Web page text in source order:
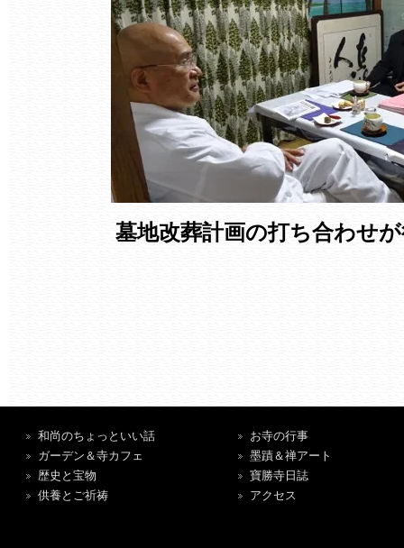
墓地改葬計画の打ち合わせ
和尚のちょっといい話
ガーデン＆寺カフェ
歴史と宝物
供養とご祈祷
お寺の行事
墨蹟＆禅アート
寶勝寺日誌
アクセス